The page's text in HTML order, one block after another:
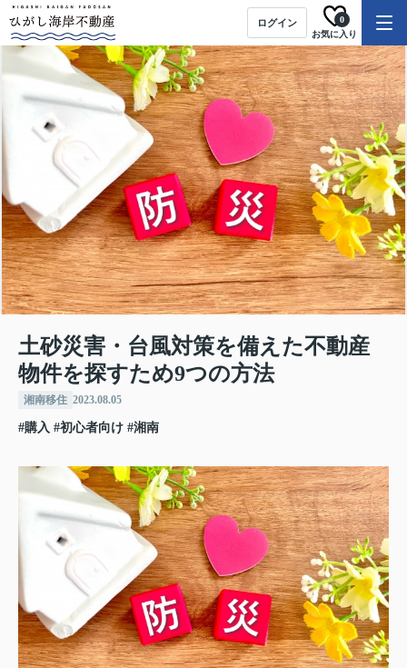
ログイン
お気に入り
0
土砂災害・台風対策を備えた不動産
物件を探すため9つの方法
湘南移住 2023.08.05
#購入 #初心者向け #湘南